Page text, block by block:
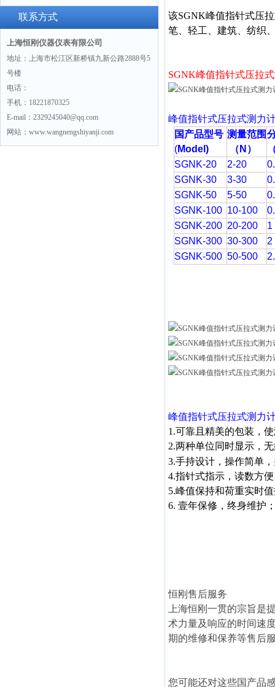
联系方式
上海恒刚仪器仪表有限公司
地址：上海市松江区新桥镇九新公路2888号5
号楼
电话：
手机：18221870325
E-mail：2329245040@qq.com
网站：www.wangnengshiyanji.com
该SGNK峰值指针式压
笔、轻工、建筑、纺织
SGNK峰值指针式压拉
峰值指针式压拉式测力
国产品型号
(Model)
测量范围
（ N ）
SGNK-20
2-20
SGNK-30
3-30
SGNK-50
5-50
SGNK-100 10-100
SGNK-200 20-200
1
SGNK-300 30-300
2
SGNK-500 50-500
峰值指针式压拉式测力
1.可靠且精美的包装，
2.两种单位同时显示，
3.手持设计，操作简单
4.指针式指示，读数方
5.峰值保持和荷重实时
6. 壹年保修，终身维护
恒刚售后服务
上海恒刚一贯的宗旨是
术力量及响应的时间速
期的维修和保养等售后
您可能还对这些国产品